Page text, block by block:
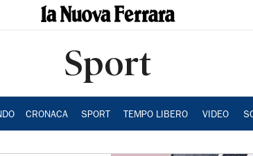
Sport
CRONACA SPORT TEMPO LIBERO VIDEO